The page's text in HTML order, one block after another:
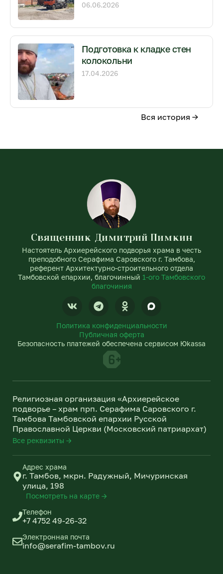
06.06.2026
Подготовка к кладке стен
колокольни
17.04.2026
Вся история →
Священник Димитрий Пимкин
Настоятель Архиерейского подворья храма в честь
преподобного Серафима Саровского г. Тамбова,
референт Архитектурно-строительного отдела
Тамбовской епархии, благочинный 1-ого Тамбовского
благочиния
V
k
T
e
e
g
m
O
d
o
k
s
i
k
i
Политика конфиденциальности
Публичная оферта
Безопасность платежей обеспечена сервисом Юkassa
Религиозная организация «Архиерейское
подворье – храм прп. Серафима Саровского г.
Тамбова Тамбовской епархии Русской
Православной Церкви (Московский патриархат)
Все реквизиты →
Адрес храма
г. Тамбов, мкрн. Радужный, Мичуринская
улица, 198
Посмотреть на карте →
Телефон
+7 4752 49-26-32
Электронная почта
info@serafim-tambov.ru